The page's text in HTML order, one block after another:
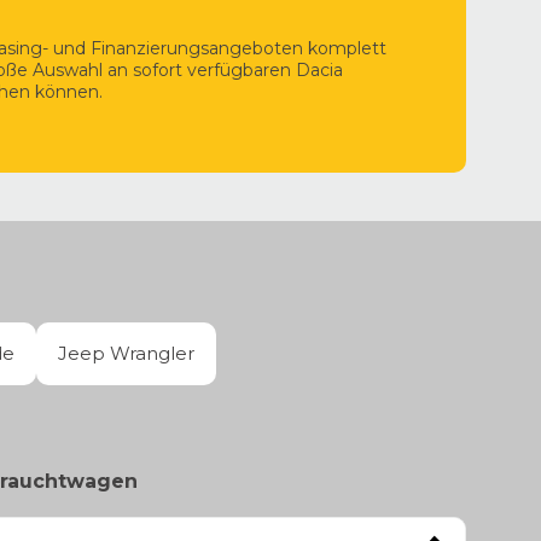
und Finanzierungsangeboten komplett
Auswahl an sofort verfügbaren Dacia
können.
Jeep Wrangler